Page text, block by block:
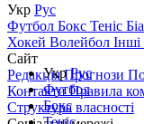
Укр Рус
Футбол Бокс Теніс
Хокей Волейбол
Сайт
РедакціяПрогнози
КонтактиПравила
Структура власності
УкрРус
Футбол
Бокс